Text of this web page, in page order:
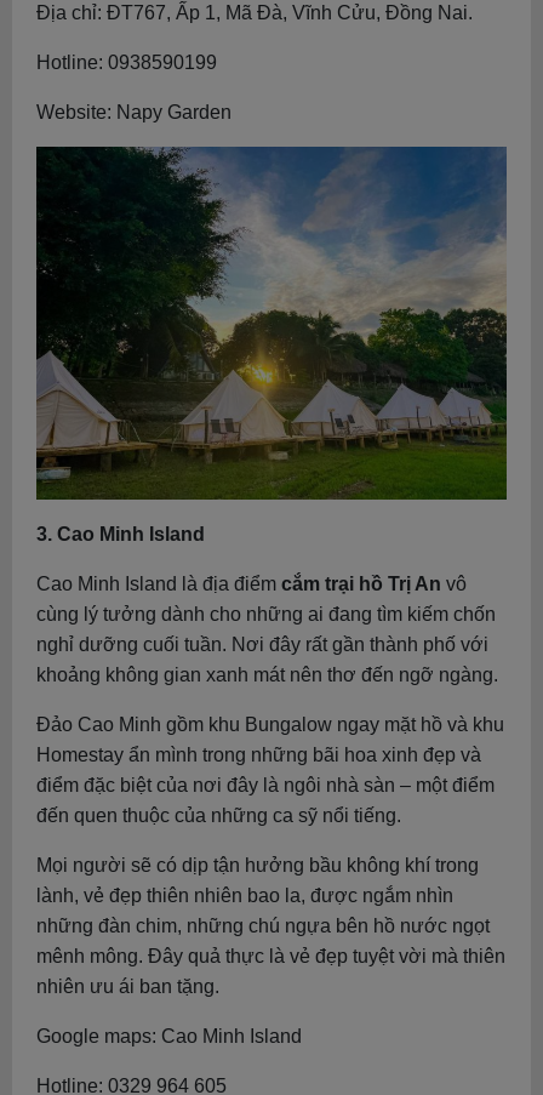
Địa chỉ: ĐT767, Ấp 1, Mã Đà, Vĩnh Cửu, Đồng Nai.
Hotline: 0938590199
Website: Napy Garden
3. Cao Minh Island
Cao Minh Island là địa điểm cắm trại hồ Trị An vô
cùng lý tưởng dành cho những ai đang tìm kiếm chốn
nghỉ dưỡng cuối tuần. Nơi đây rất gần thành phố với
khoảng không gian xanh mát nên thơ đến ngỡ ngàng.
Đảo Cao Minh gồm khu Bungalow ngay mặt hồ và khu
Homestay ẩn mình trong những bãi hoa xinh đẹp và
điểm đặc biệt của nơi đây là ngôi nhà sàn – một điểm
đến quen thuộc của những ca sỹ nổi tiếng.
Mọi người sẽ có dịp tận hưởng bầu không khí trong
lành, vẻ đẹp thiên nhiên bao la, được ngắm nhìn
những đàn chim, những chú ngựa bên hồ nước ngọt
mênh mông. Đây quả thực là vẻ đẹp tuyệt vời mà thiên
nhiên ưu ái ban tặng.
Google maps: Cao Minh Island
Hotline: 0329 964 605